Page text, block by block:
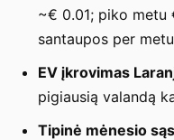
~€ 0.01; piko
santaupos per
EV įkrovimas
pigiausią valandą
Tipinė mėnesio